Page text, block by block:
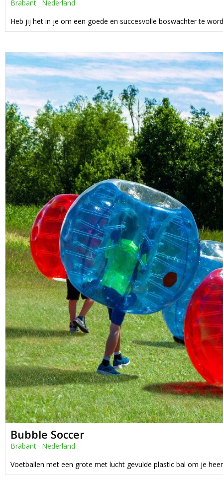
Brabant · Nederland
Heb jij het in je om een goede en succesvolle boswachter te
Bubble Soccer
Brabant · Nederland
Voetballen met een grote met lucht gevulde plastic bal om je